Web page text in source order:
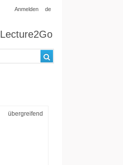
Anmelden de
Lecture2Go
übergreifend